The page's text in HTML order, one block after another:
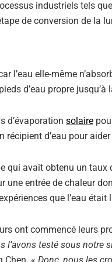
industriels tels
de conversion de la
l’eau elle-même
d’eau propre jusqu’à
d’évaporation solaire
d’eau pour
qui avait obtenu un
entrée de chaleur
que l’eau
ont commencé leurs
l’avons testé sous notre